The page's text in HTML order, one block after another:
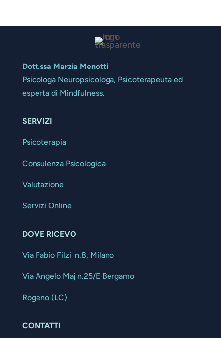
Dott.ssa Marzia Menotti
Psicologa Neuropsicologa, Psicoterapeuta ed
esperta di Mindfulness.
SERVIZI
Psicoterapia
Consulenza Psicologica
Valutazione
Servizi Online
DOVE RICEVO
Via Fabio Filzi n.8, Milano
Via Angelo Maj n.25/E Bergamo
Rogeno (LC)
CONTATTI